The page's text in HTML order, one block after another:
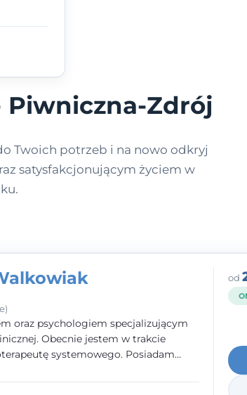
Piwniczna-Zdrój
Twoich potrzeb i na nowo odkryj
satysfakcjonującym życiem w
oraz psychologiem specjalizującym
Obecnie jestem w trakcie
systemowego. Posiadam
Wielkopolskiego
Systemowejoraz należę do Polskiego
od